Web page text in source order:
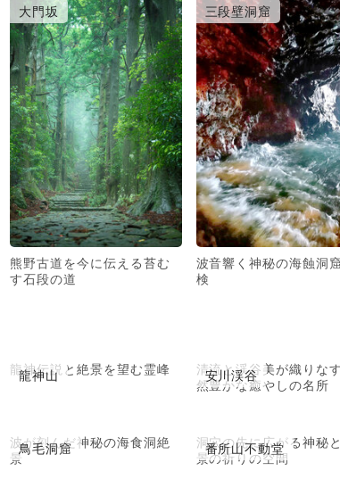
大門坂
熊野古道を今に伝える苔む
す石段の道
三段壁洞窟
波音響く神秘の海蝕洞
検
龍神山
龍神伝説と絶景を望む霊峰 安川渓谷
清流と渓谷美が織りな
然豊かな癒やしの名所
鳥毛洞窟
波が刻んだ神秘の海食洞絶
景
番所山不動堂
洞穴の先に広がる神秘
景の祈りの空間